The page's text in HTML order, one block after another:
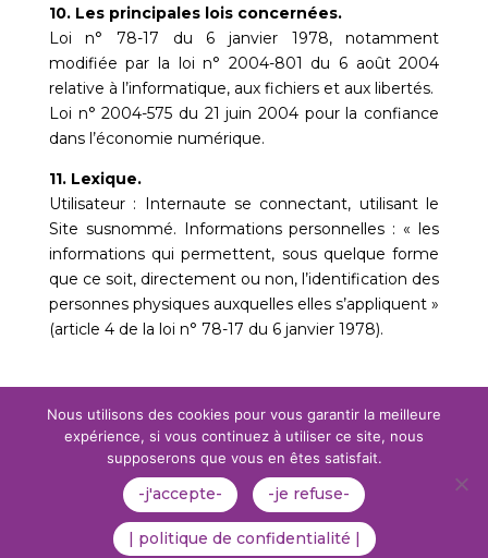
10. Les principales lois concernées.
Loi n° 78-17 du 6 janvier 1978, notamment
modifiée par la loi n° 2004-801 du 6 août 2004
relative à l’informatique, aux fichiers et aux libertés.
Loi n° 2004-575 du 21 juin 2004 pour la confiance
dans l’économie numérique.
11. Lexique.
Utilisateur : Internaute se connectant, utilisant le
Site susnommé. Informations personnelles : « les
informations qui permettent, sous quelque forme
que ce soit, directement ou non, l’identification des
personnes physiques auxquelles elles s’appliquent »
(article 4 de la loi n° 78-17 du 6 janvier 1978).
Membres du bureau
Mentions Légales
Politique de Confidentialité
Plan du Site
Création Site Internet | WEBILIKO |
Webdesign 842 Concept
Nous utilisons des cookies pour vous garantir la meilleure
expérience, si vous continuez à utiliser ce site, nous
supposerons que vous en êtes satisfait.
-j'accepte- -je refuse-
| politique de confidentialité |